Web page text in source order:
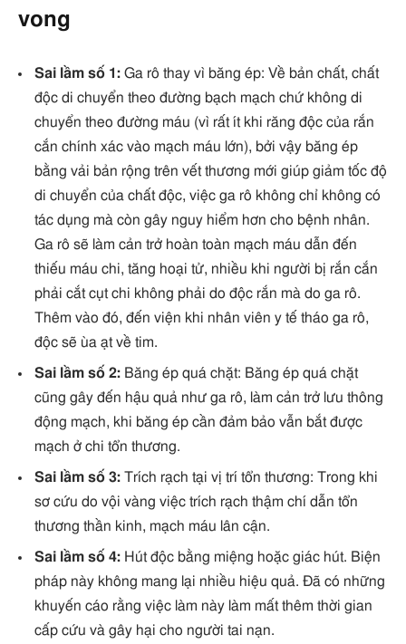
vong
Sai lầm số 1: Ga rô thay vì băng ép: Về bản chất, chất
độc di chuyển theo đường bạch mạch chứ không di
chuyển theo đường máu (vì rất ít khi răng độc của rắn
cắn chính xác vào mạch máu lớn), bởi vậy băng ép
bằng vải bản rộng trên vết thương mới giúp giảm tốc độ
di chuyển của chất độc, việc ga rô không chỉ không có
tác dụng mà còn gây nguy hiểm hơn cho bệnh nhân.
Ga rô sẽ làm cản trở hoàn toàn mạch máu dẫn đến
thiếu máu chi, tăng hoại tử, nhiều khi người bị rắn cắn
phải cắt cụt chi không phải do độc rắn mà do ga rô.
Thêm vào đó, đến viện khi nhân viên y tế tháo ga rô,
độc sẽ ùa ạt về tim.
Sai lầm số 2: Băng ép quá chặt: Băng ép quá chặt
cũng gây đến hậu quả như ga rô, làm cản trở lưu thông
động mạch, khi băng ép cần đảm bảo vẫn bắt được
mạch ở chi tổn thương.
Sai lầm số 3: Trích rạch tại vị trí tổn thương: Trong khi
sơ cứu do vội vàng việc trích rạch thậm chí dẫn tổn
thương thần kinh, mạch máu lân cận.
Sai lầm số 4: Hút độc bằng miệng hoặc giác hút. Biện
pháp này không mang lại nhiều hiệu quả. Đã có những
khuyến cáo rằng việc làm này làm mất thêm thời gian
cấp cứu và gây hại cho người tai nạn.